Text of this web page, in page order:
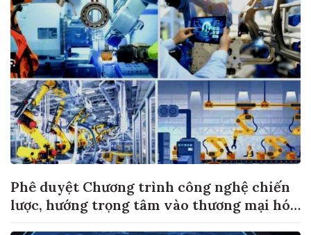
Phê duyệt Chương trình công nghệ chiến
lược, hướng trọng tâm vào thương mại hóa